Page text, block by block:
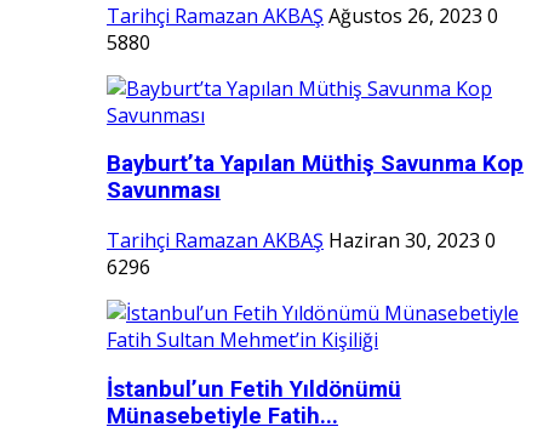
Tarihçi Ramazan AKBAŞ Ağustos 26, 2023 0
5880
Bayburt’ta Yapılan Müthiş Savunma Kop
Savunması
Tarihçi Ramazan AKBAŞ Haziran 30, 2023 0
6296
İstanbul’un Fetih Yıldönümü
Münasebetiyle Fatih...